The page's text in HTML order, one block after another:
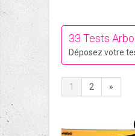
33 Tests
Déposez votre
1 2 »